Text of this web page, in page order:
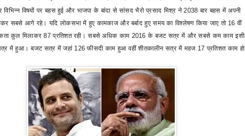
विभिन्न विषयों पर बहस हुई और भाजपा के बांदा से सांसद भैरो प्रसाद मिश्र ने2038बार बहस में अपनी
सबसे आगे रहे। यदि लोकसभा में हुए कामकाज और बर्बाद हुए समय का विश्लेषण किया जाए तो 16वीं
कुल मिलाकर87प्रतिशत रही। सबसे अधिक काम 2016के बजट सत्र में और सबसे कम काम इसी
सत्र में हुआ। बजट सत्र में जहां 126फीसदी काम हुआ वहीं शीतकालीन सत्र में महज 17प्रतिशत काम हो